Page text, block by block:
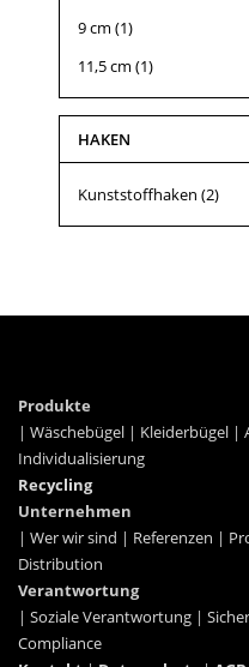
9 cm (1)
11,5 cm (1)
HAKEN
Kunststoffhaken (2)
Produkte
| Wäschebügel | Kleiderbügel |
Individualisierung
Recycling
Unternehmen
| Wer wir sind | Referenzen |
Distribution
Verantwortung
| Soziale Verantwortung |
Compliance